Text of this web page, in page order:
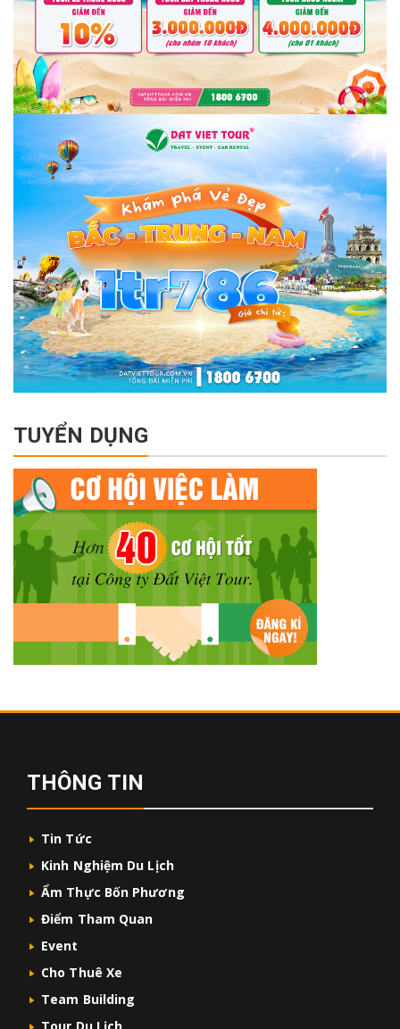
TUYỂN DỤNG
THÔNG TIN
Tin Tức
Kinh Nghiệm Du Lịch
Ẩm Thực Bốn Phương
Điểm Tham Quan
Event
Cho Thuê Xe
Team Building
Tour Du Lịch